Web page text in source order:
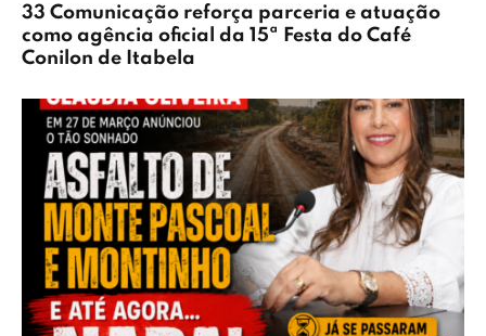
33 Comunicação reforça parceria e atuação
como agência oficial da 15ª Festa do Café
Conilon de Itabela